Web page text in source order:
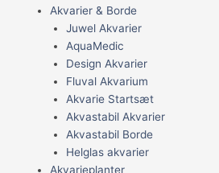
Akvarier & Borde
Juwel Akvarier
AquaMedic
Design Akvarier
Fluval Akvarium
Akvarie Startsæt
Akvastabil Akvarier
Akvastabil Borde
Helglas akvarier
Akvarieplanter